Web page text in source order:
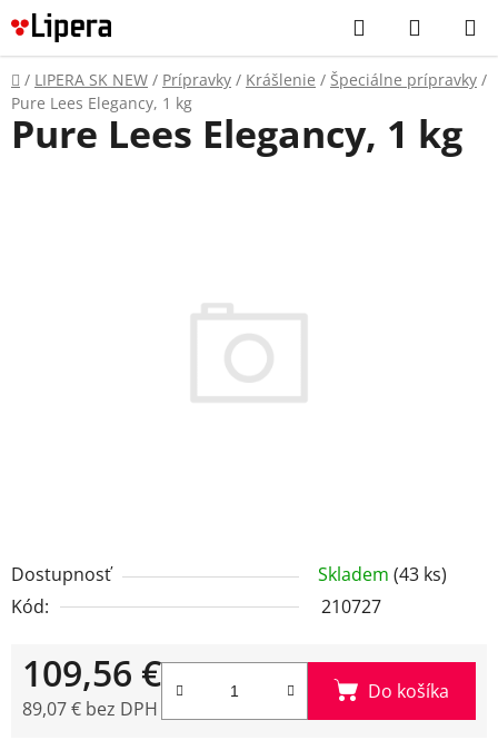
Prejsť
na
obsah
Hľadať
KOŠÍK
Domov
/ LIPERA SK NEW / Prípravky / Krášlenie / Špeciálne prípravky /
Pure Lees Elegancy, 1 kg
Dostupnosť Skladem (43 ks)
Kód:
210727
109,56 €
89,07 € bez DPH
Do košíka
Pure Lees Elegancy, 1 kg